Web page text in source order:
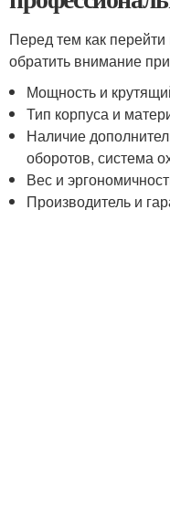
Перед тем как перейти
обратить внимание
Мощность и
Тип корпуса и
Наличие
оборотов, система
Вес и
Производитель и